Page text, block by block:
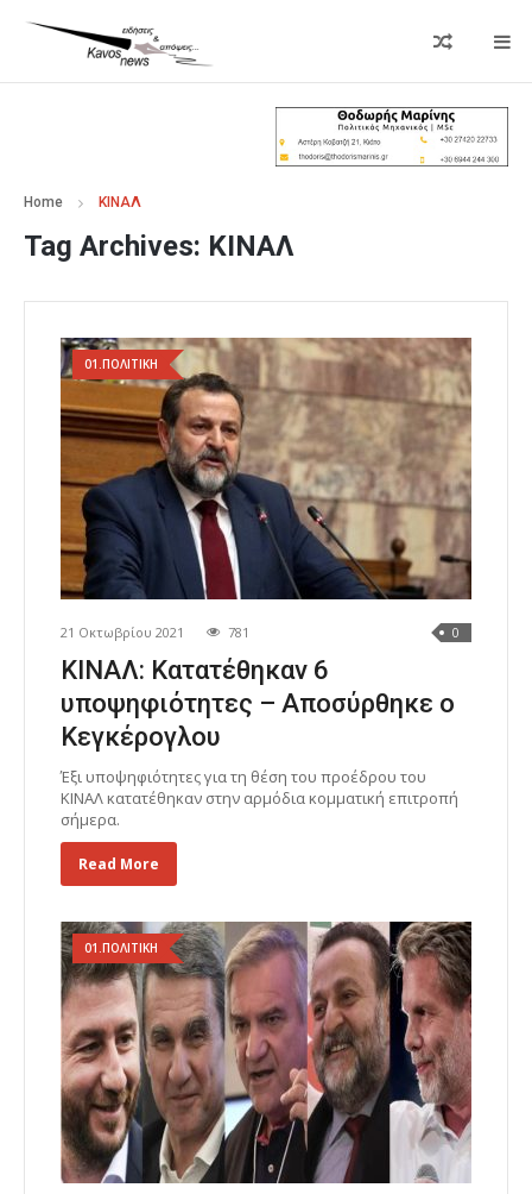
Home ΚΙΝΑΛ
Tag Archives: ΚΙΝΑΛ
01.ΠΟΛΙΤΙΚΗ
21 Οκτωβρίου 2021 781 0
ΚΙΝΑΛ: Κατατέθηκαν 6
υποψηφιότητες – Αποσύρθηκε ο
Κεγκέρογλου
Έξι υποψηφιότητες για τη θέση του προέδρου του
ΚΙΝΑΛ κατατέθηκαν στην αρμόδια κομματική επιτροπή
σήμερα.
Read More
01.ΠΟΛΙΤΙΚΗ